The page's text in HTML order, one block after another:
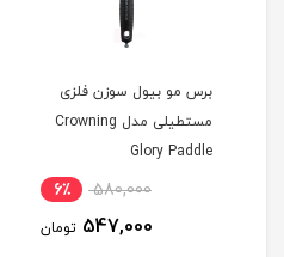
برس مو بیول سوزن فلزی
مستطیلی مدل Crowning
Glory Paddle
580,000 6٪
547,000 تومان